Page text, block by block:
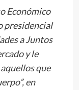
Económico
presidencial
a Juntos
y le
que
en